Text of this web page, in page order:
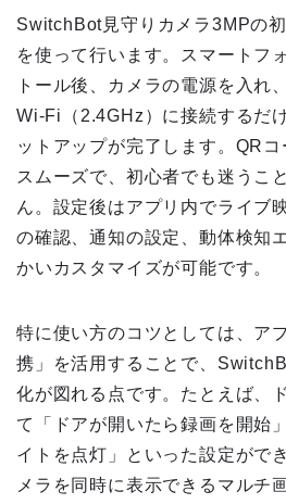
SwitchBot見守りカメラ3MPの
を使って行います。スマートフ
トール後、カメラの電源を入れ
Wi-Fi（2.4GHz）に接続するだ
ットアップが完了します。QR
スムーズで、初心者でも迷うこ
ん。設定後はアプリ内でライブ
の確認、通知の設定、動体検知
かいカスタマイズが可能です。
特に使い方のコツとしては、ア
携」を活用することで、
化が図れる点です。たとえば、
て「ドアが開いたら録画を開始
イトを点灯」といった設定がで
メラを同時に表示できるマルチ